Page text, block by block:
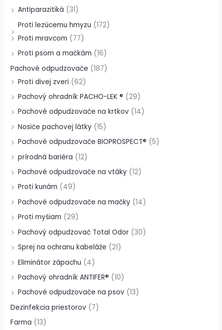
Antiparazitiká (31)
Proti lezúcemu hmyzu (172)
Proti mravcom (77)
Proti psom a mačkám (16)
Pachové odpudzovače (187)
Proti divej zveri (62)
Pachový ohradník PACHO-LEK ® (29)
Pachové odpudzovače na krtkov (14)
Nosiče pachovej látky (15)
Pachové odpudzovače BIOPROSPECT® (5)
prírodná bariéra (12)
Pachové odpudzovače na vtáky (12)
Proti kunám (49)
Pachové odpudzovače na mačky (14)
Proti myšiam (29)
Pachový odpudzovač Total Odor (30)
Sprej na ochranu kabeláže (21)
Eliminátor zápachu (4)
Pachový ohradník ANTIFER® (10)
Pachové odpudzovače na psov (13)
Dezinfekcia priestorov (7)
Farma (13)